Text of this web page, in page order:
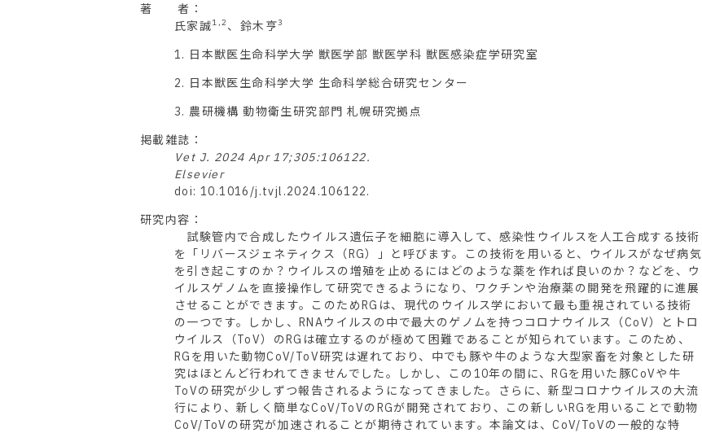
著 者：
氏家誠1,2 、鈴木亨3
1. 日本獣医生命科学大学 獣医学部 獣医学科 獣医感染症学研究室
2. 日本獣医生命科学大学 生命科学総合研究センター
3. 農研機構 動物衛生研究部門 札幌研究拠点
掲載雑誌：
Vet J. 2024 Apr 17;305:106122.
Elsevier
doi: 10.1016/j.tvjl.2024.106122.
研究内容：
試験管内で合成したウイルス遺伝子を細胞に導入して、感染性ウイルスを人工合成する技術
を「リバースジェネティクス（RG）」と呼びます。この技術を用いると、ウイルスがなぜ病気
を引き起こすのか？ウイルスの増殖を止めるにはどのような薬を作れば良いのか？などを、ウ
イルスゲノムを直接操作して研究できるようになり、ワクチンや治療薬の開発を飛躍的に進展
させることができます。このためRGは、現代のウイルス学において最も重視されている技術
の一つです。しかし、RNAウイルスの中で最大のゲノムを持つコロナウイルス（CoV）とトロ
ウイルス（ToV）のRGは確立するのが極めて困難であることが知られています。このため、
RGを用いた動物CoV/ToV研究は遅れており、中でも豚や牛のような大型家畜を対象とした研
究はほとんど行われてきませんでした。しかし、この10年の間に、RGを用いた豚CoVや牛
ToVの研究が少しずつ報告されるようになってきました。さらに、新型コロナウイルスの大流
行により、新しく簡単なCoV/ToVのRGが開発されており、この新しいRGを用いることで動物
CoV/ToVの研究が加速されることが期待されています。本論文は、CoV/ToVの一般的な特